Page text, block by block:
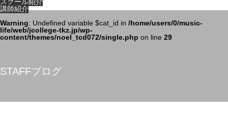
講師紹介
Warning: Undefined variable $cat_id in /home/users/0/music-
life/web/jcollege-tkz.jp/wp-
content/themes/noel_tcd072/single.php on line 29
STAFFブログ